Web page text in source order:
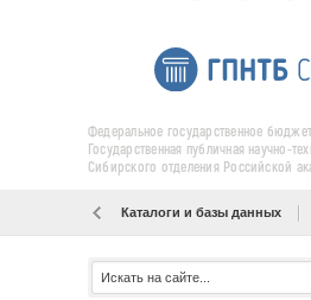
Федеральное государственное
Государственная публичная научно-
Сибирского отделения Российской
Каталоги и базы данных